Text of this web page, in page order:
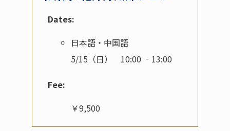
Dates:
日本語・中国語
5/15（日） 10:00 ‐13:00
Fee:
￥9,500